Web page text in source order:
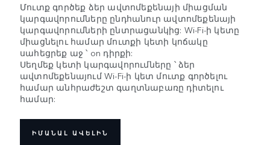
Մուտք գործեք ձեր ավտոմեքենայի միացման
կարգավորումները ընդհանուր ավտոմեքենայի
կարգավորումների ընտրացանկից: Wi-Fi-ի կետը
միացնելու համար մուտքի կետի կոճակը
սահեցրեք աջ ՝ on դիրքի:
Սեղմեք կետի կարգավորումները ՝ ձեր
ավտոմեքենայում Wi-Fi-ի կետ մուտք գործելու
համար անհրաժեշտ գաղտնաբառը դիտելու
համար:
ԻՄԱՆԱԼ ԱՎԵԼԻՆ